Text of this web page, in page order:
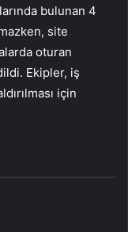
bulunan 4
site
oturan
Ekipler, iş
için